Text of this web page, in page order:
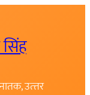
उत्त्तर